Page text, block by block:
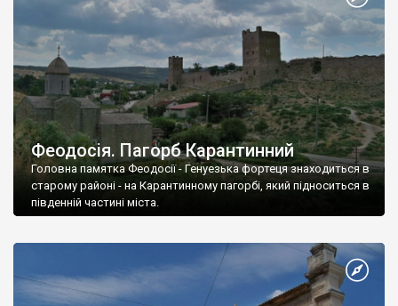
Феодосія. Пагорб Карантинний
Головна памятка Феодосії - Генуезька фортеця знаходиться в
старому районі - на Карантинному пагорбі, який підноситься в
південній частині міста.